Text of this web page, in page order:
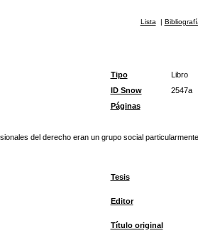
Lista |
Tipo
Libro
ID Snow
2547a
Páginas
del derecho eran un grupo social
Tesis
Editor
Título original